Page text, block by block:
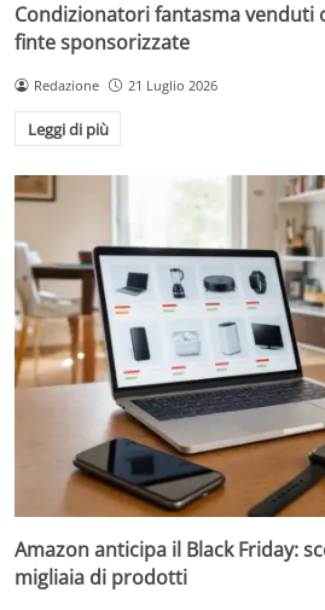
Condizionatori fantasma venduti
finte sponsorizzate
Redazione 21 Luglio 2026
Leggi di più
Amazon anticipa il Black Friday:
migliaia di prodotti